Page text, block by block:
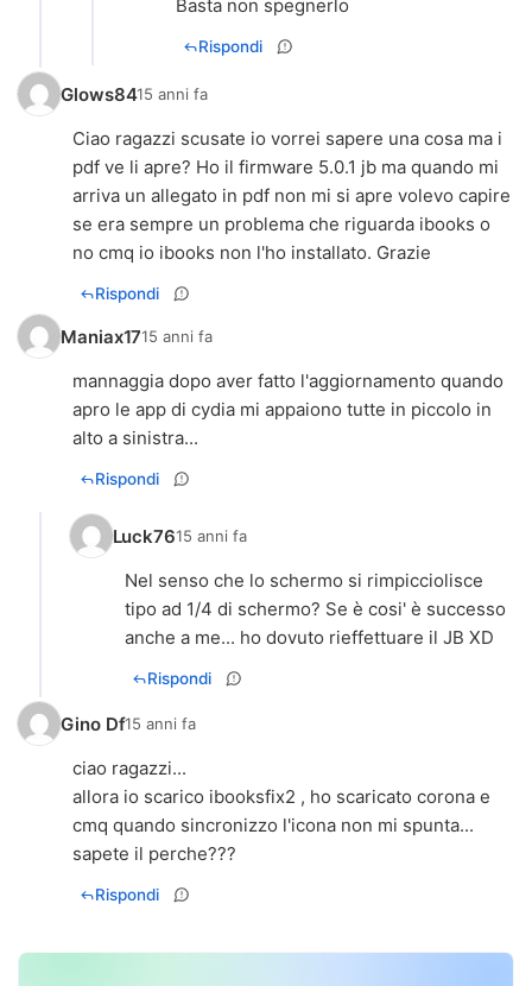
Basta non spegnerlo
Rispondi
Glows8415 anni fa
Ciao ragazzi scusate io vorrei sapere una cosa ma i
pdf ve li apre? Ho il firmware 5.0.1 jb ma quando mi
arriva un allegato in pdf non mi si apre volevo capire
se era sempre un problema che riguarda ibooks o
no cmq io ibooks non l'ho installato. Grazie
Rispondi
Maniax1715 anni fa
mannaggia dopo aver fatto l'aggiornamento quando
apro le app di cydia mi appaiono tutte in piccolo in
alto a sinistra...
Rispondi
Luck7615 anni fa
Nel senso che lo schermo si rimpicciolisce
tipo ad 1/4 di schermo? Se è cosi' è successo
anche a me... ho dovuto rieffettuare il JB XD
Rispondi
Gino Df15 anni fa
ciao ragazzi...
allora io scarico ibooksfix2 , ho scaricato corona e
cmq quando sincronizzo l'icona non mi spunta...
Rispondi